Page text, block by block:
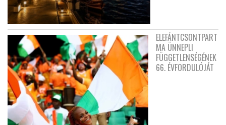
ELEFÁNTCSONTPART
MA ÜNNEPLI
FÜGGETLENSÉGÉNEK
66. ÉVFORDULÓJÁT